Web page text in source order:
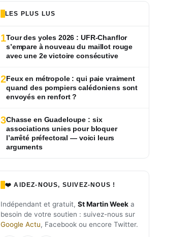
LES PLUS LUS
1Tour des yoles 2026 : UFR-Chanflor
s’empare à nouveau du maillot rouge
avec une 2e victoire consécutive
2Feux en métropole : qui paie vraiment
quand des pompiers calédoniens sont
envoyés en renfort ?
3Chasse en Guadeloupe : six
associations unies pour bloquer
l’arrêté préfectoral — voici leurs
arguments
❤️ AIDEZ-NOUS, SUIVEZ-NOUS !
Indépendant et gratuit, St Martin Week a
besoin de votre soutien : suivez-nous sur
Google Actu, Facebook ou encore Twitter.